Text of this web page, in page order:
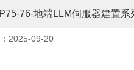
76-地端LLM伺服器建置
：2025-09-20